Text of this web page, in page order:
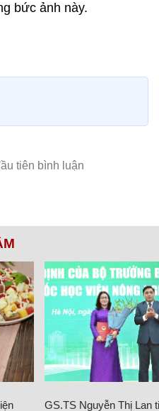
bức ảnh này.
GS.TS Nguyễn Thị Lan